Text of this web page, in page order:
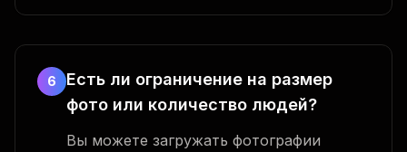
6
Есть ли ограничение на размер
фото или количество людей?
Вы можете загружать фотографии